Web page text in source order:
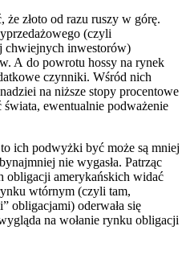
że złoto od razu ruszy w górę.
(czyli
chwiejnych inwestorów)
A do powrotu hossy na rynek
czynniki. Wśród nich
na niższe stopy procentowe
ewentualnie podważenie
ich podwyżki być może są mniej
nie wygasła. Patrząc
obligacji amerykańskich widać
wtórnym (czyli tam,
obligacjami) oderwała się
na wołanie rynku obligacji